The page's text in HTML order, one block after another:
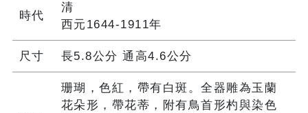
時代
清
西元1644-1911年
尺寸 長5.8公分 通高4.6公分
珊瑚，色紅，帶有白斑。全器雕為玉蘭
花朵形，帶花蒂，附有鳥首形杓與染色